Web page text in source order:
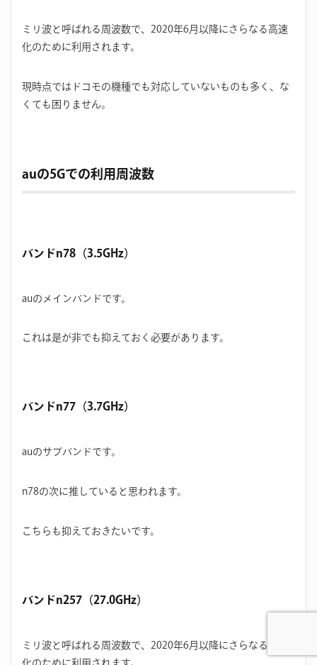
ミリ波と呼ばれる周波数で、2020年6月以降にさらなる高速
化のために利用されます。
現時点ではドコモの機種でも対応していないものも多く、な
くても困りません。
auの5Gでの利用周波数
バンドn78（3.5GHz）
auのメインバンドです。
これは是が非でも抑えておく必要があります。
バンドn77（3.7GHz）
auのサブバンドです。
n78の次に推していると思われます。
こちらも抑えておきたいです。
バンドn257（27.0GHz）
ミリ波と呼ばれる周波数で、2020年6月以降にさらなる高速
化のために利用されます。